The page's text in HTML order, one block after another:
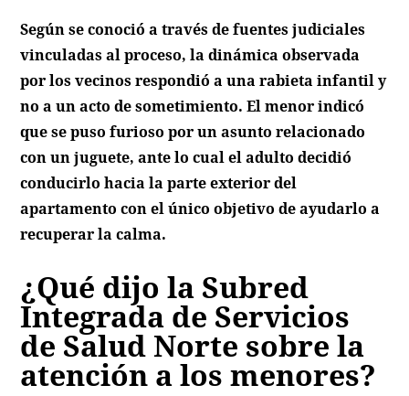
Según se conoció a través de fuentes judiciales
vinculadas al proceso, la dinámica observada
por los vecinos respondió a una rabieta infantil y
no a un acto de sometimiento. El menor indicó
que se puso furioso por un asunto relacionado
con un juguete, ante lo cual el adulto decidió
conducirlo hacia la parte exterior del
apartamento con el único objetivo de ayudarlo a
recuperar la calma.
¿Qué dijo la Subred
Integrada de Servicios
de Salud Norte sobre la
atención a los menores?